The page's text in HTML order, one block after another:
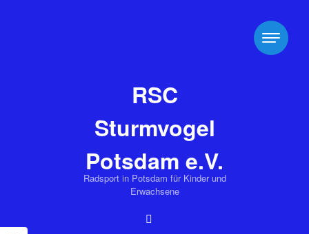
RSC
Sturmvogel
Potsdam e.V.
Radsport in Potsdam für Kinder und
Erwachsene